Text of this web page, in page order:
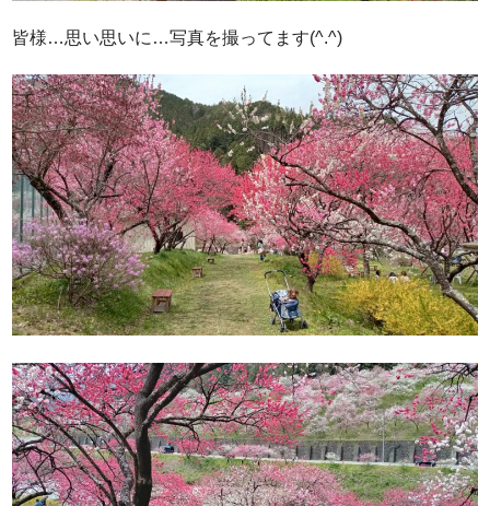
皆様…思い思いに…写真を撮ってます(^.^)